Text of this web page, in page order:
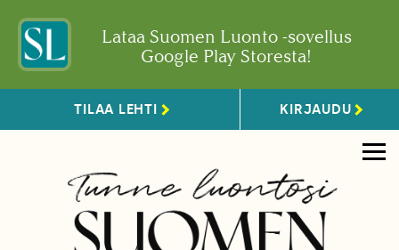
Lataa Suomen Luonto -sovellus
Google Play Storesta!
TILAA LEHTI KIRJAUDU